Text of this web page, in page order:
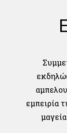
εμπειρία